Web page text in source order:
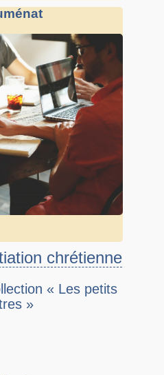
chrétienne
« Les petits
»